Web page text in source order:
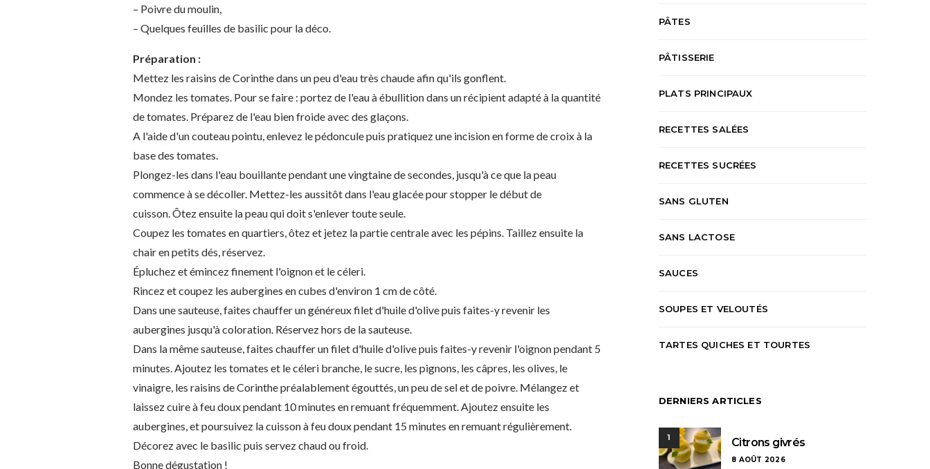
– Poivre du moulin,
– Quelques feuilles de basilic pour la déco.
Préparation :
Mettez les raisins de Corinthe dans un peu d'eau très chaude afin qu'ils gonflent.
Mondez les tomates. Pour se faire : portez de l'eau à ébullition dans un récipient adapté à la quantité
de tomates. Préparez de l'eau bien froide avec des glaçons.
A l'aide d'un couteau pointu, enlevez le pédoncule puis pratiquez une incision en forme de croix à la
base des tomates.
Plongez-les dans l'eau bouillante pendant une vingtaine de secondes, jusqu'à ce que la peau
commence à se décoller. Mettez-les aussitôt dans l'eau glacée pour stopper le début de
cuisson. Ôtez ensuite la peau qui doit s'enlever toute seule.
Coupez les tomates en quartiers, ôtez et jetez la partie centrale avec les pépins. Taillez ensuite la
chair en petits dés, réservez.
Épluchez et émincez finement l'oignon et le céleri.
Rincez et coupez les aubergines en cubes d'environ 1 cm de côté.
Dans une sauteuse, faites chauffer un généreux filet d'huile d'olive puis faites-y revenir les
aubergines jusqu'à coloration. Réservez hors de la sauteuse.
Dans la même sauteuse, faites chauffer un filet d'huile d'olive puis faites-y revenir l'oignon pendant 5
minutes. Ajoutez les tomates et le céleri branche, le sucre, les pignons, les câpres, les olives, le
vinaigre, les raisins de Corinthe préalablement égouttés, un peu de sel et de poivre. Mélangez et
laissez cuire à feu doux pendant 10 minutes en remuant fréquemment. Ajoutez ensuite les
aubergines, et poursuivez la cuisson à feu doux pendant 15 minutes en remuant régulièrement.
Décorez avec le basilic puis servez chaud ou froid.
Bonne dégustation !
PÂTES
PÂTISSERIE
PLATS PRINCIPAUX
RECETTES SALÉES
RECETTES SUCRÉES
SANS GLUTEN
SANS LACTOSE
SAUCES
SOUPES ET VELOUTÉS
TARTES QUICHES ET TOURTES
DERNIERS ARTICLES
1 Citrons givrés
8 AOÛT 2026